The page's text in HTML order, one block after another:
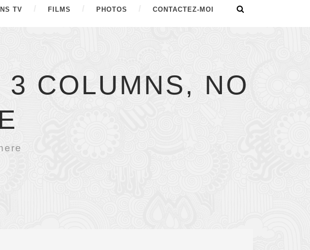
TV FILMS PHOTOS CONTACTEZ-MOI
COLUMNS, NO